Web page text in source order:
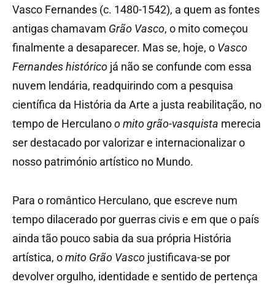
Vasco Fernandes (c. 1480-1542), a quem as fontes
antigas chamavam Grão Vasco, o mito começou
finalmente a desaparecer. Mas se, hoje, o Vasco
Fernandes histórico já não se confunde com essa
nuvem lendária, readquirindo com a pesquisa
científica da História da Arte a justa reabilitação, no
tempo de Herculanoo mito grão-vasquista merecia
ser destacado por valorizar e internacionalizar o
nosso património artístico no Mundo.
Para o romântico Herculano, que escreve num
tempo dilacerado por guerras civis e em que o país
ainda tão pouco sabia da sua própria História
artística, omito Grão Vasco justificava-se por
devolver orgulho, identidade e sentido de pertença